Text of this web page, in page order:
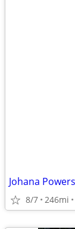
8/7 246mi